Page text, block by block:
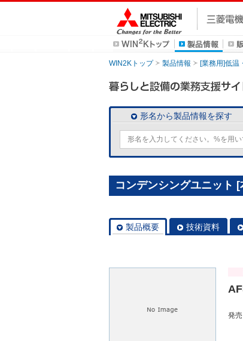
WIN2Kトップ 製品情報 [業務用]低温
形名から製品情報を探す
コンデンシングユニット
製品概要 技術資料
発